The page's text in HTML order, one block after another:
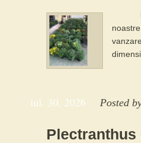
La
iul. 30, 2026 Posted
Plectranthus